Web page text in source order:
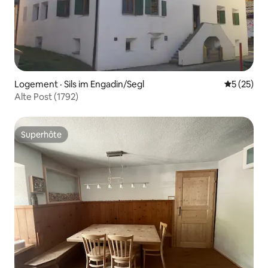
Logement · Sils im Engadin/Segl Note
5 (25)
Alte Post (1792)
Superhôte
Superhôte